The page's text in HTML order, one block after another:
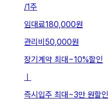
/1주
임대료180,000원
관리비 50,000원
장기계약 최대~10%할인
ㅣ
즉시입주 최대~3만 원할인